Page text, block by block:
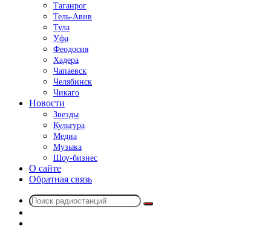
Таганрог
Тель-Авив
Тула
Уфа
Феодосия
Хадера
Чапаевск
Челябинск
Чикаго
Новости
Звезды
Культура
Медиа
Музыка
Шоу-бизнес
О сайте
Обратная связь
Поиск